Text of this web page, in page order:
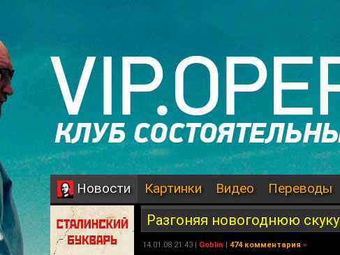
Новости Картинки Видео Переводы
Разгоняя новогоднюю скуку
14.01.08 21:43 | Goblin | 474 комментария »